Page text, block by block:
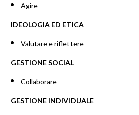
Agire
IDEOLOGIA ED ETICA
Valutare e riflettere
GESTIONE SOCIAL
Collaborare
GESTIONE INDIVIDUALE